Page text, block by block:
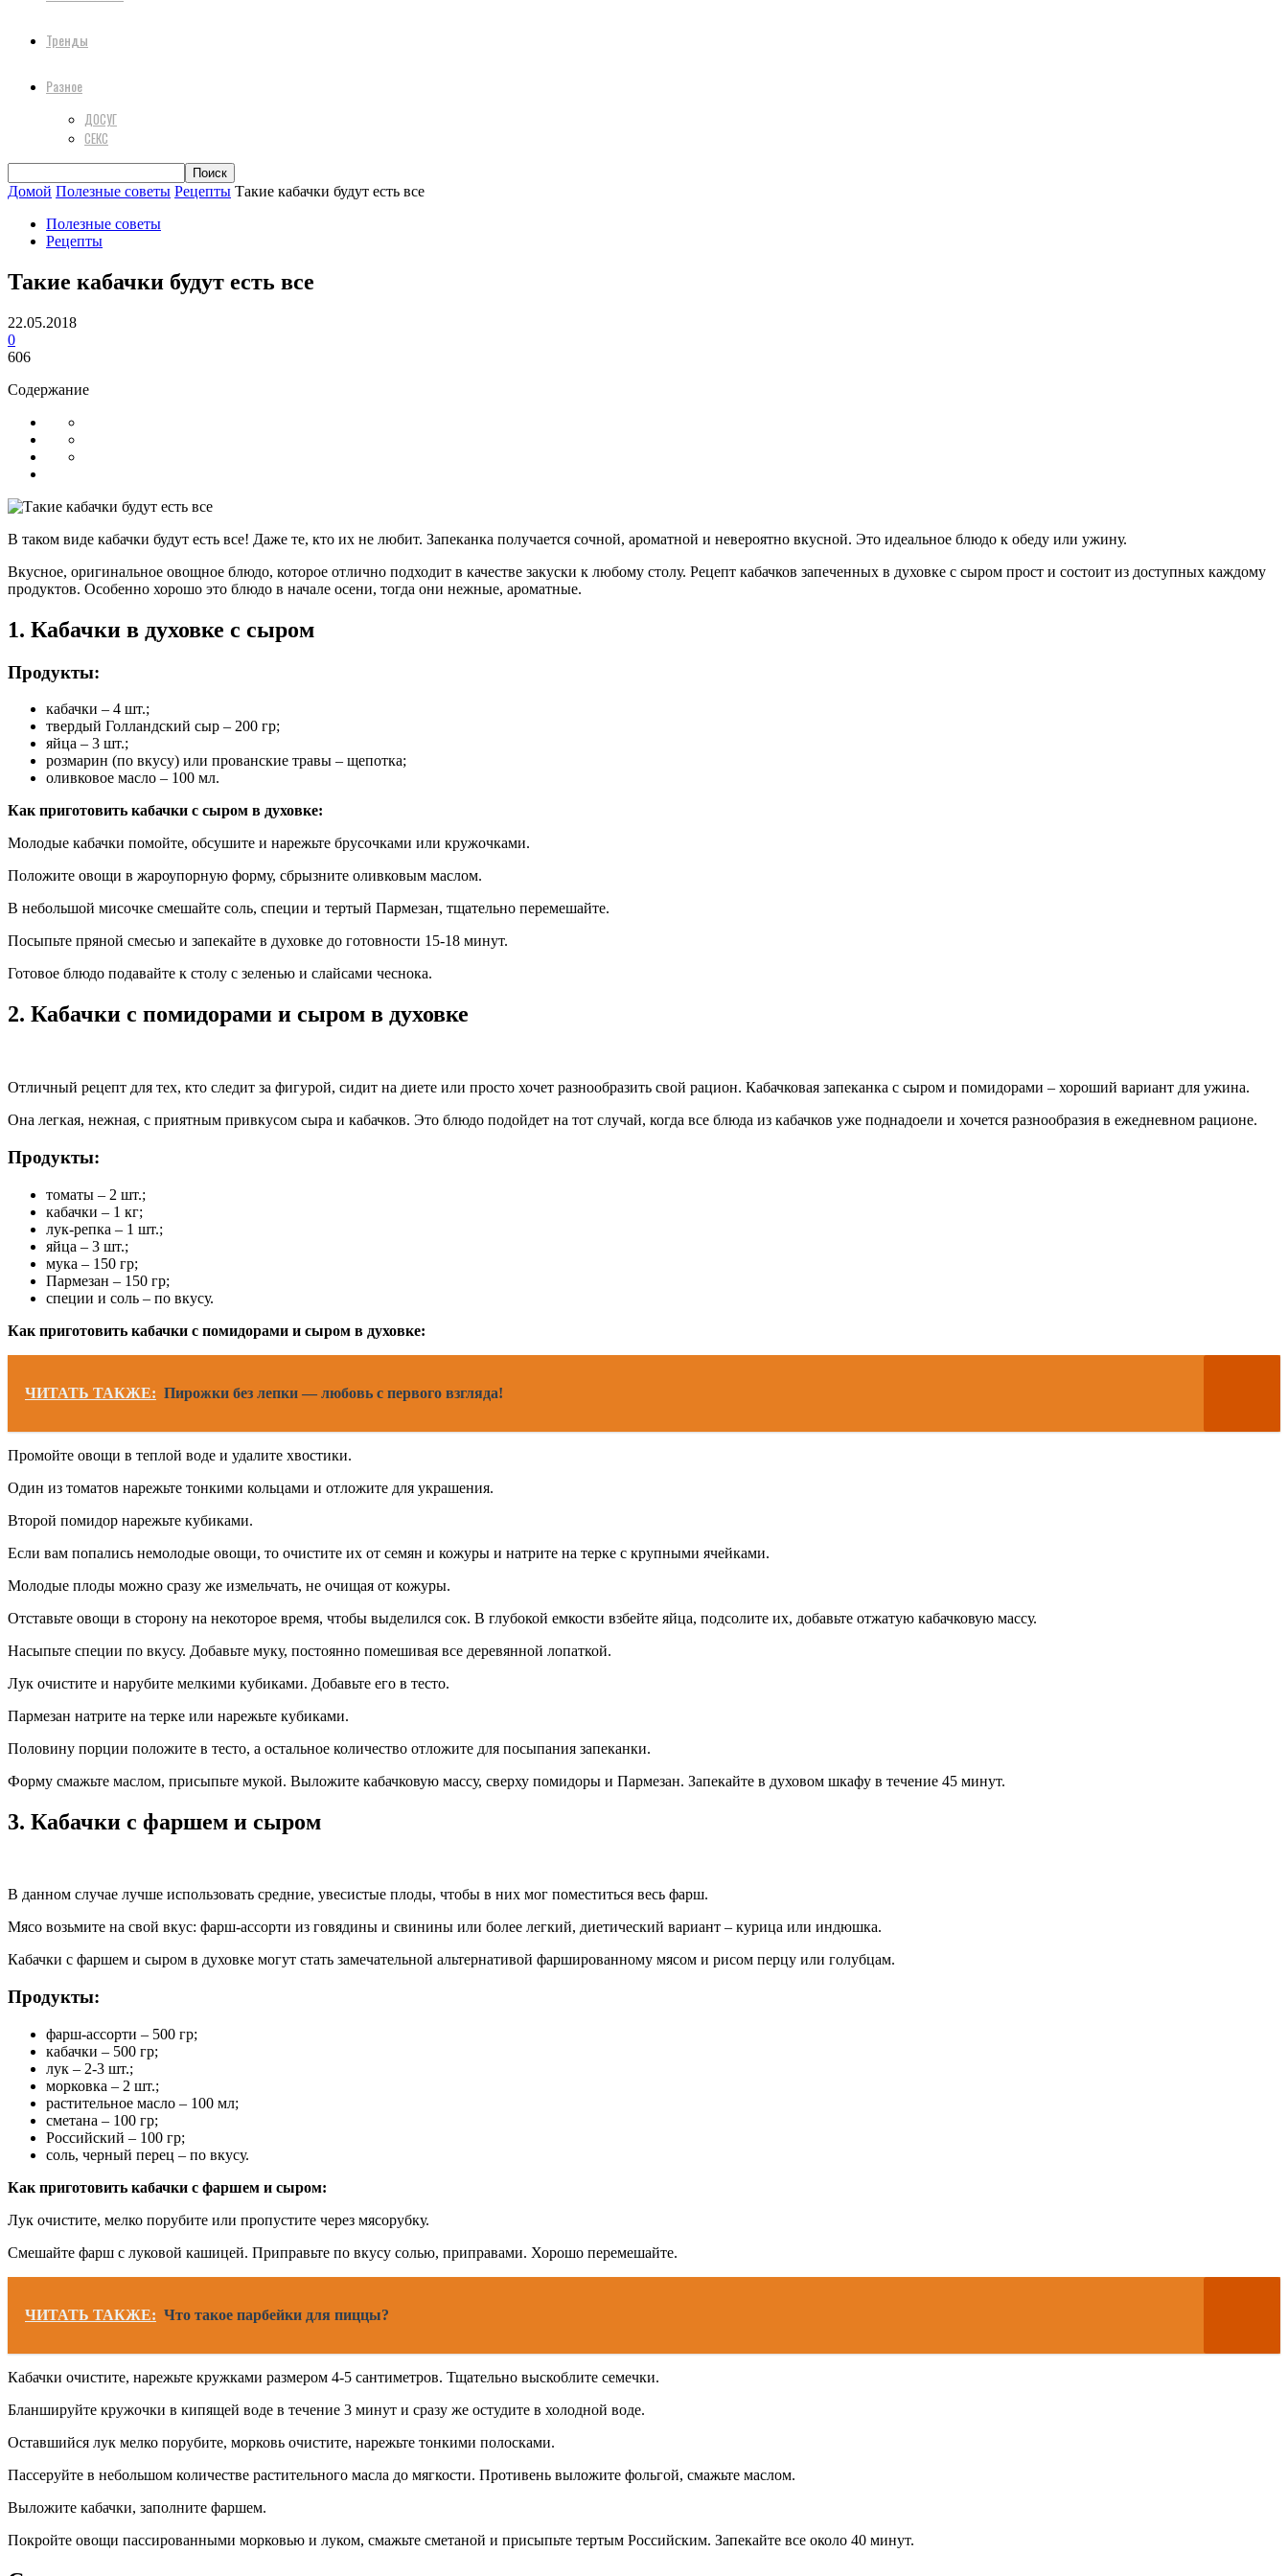
Тренды
Разное
ДОСУГ
СЕКС
Домой Полезные советы Рецепты Такие кабачки будут есть все
Полезные советы
Рецепты
Такие кабачки будут есть все
22.05.2018
0
606
Содержание
В таком виде кабачки будут есть все! Даже те, кто их не любит. Запеканка получается сочной, ароматной и невероятно вкусной. Это идеальное блюдо к обеду или ужину.
Вкусное, оригинальное овощное блюдо, которое отлично подходит в качестве закуски к любому столу. Рецепт кабачков запеченных в духовке с сыром прост и состоит из доступных каждому
продуктов. Особенно хорошо это блюдо в начале осени, тогда они нежные, ароматные.
1. Кабачки в духовке с сыром
Продукты:
кабачки – 4 шт.;
твердый Голландский сыр – 200 гр;
яйца – 3 шт.;
розмарин (по вкусу) или прованские травы – щепотка;
оливковое масло – 100 мл.
Как приготовить кабачки с сыром в духовке:
Молодые кабачки помойте, обсушите и нарежьте брусочками или кружочками.
Положите овощи в жароупорную форму, сбрызните оливковым маслом.
В небольшой мисочке смешайте соль, специи и тертый Пармезан, тщательно перемешайте.
Посыпьте пряной смесью и запекайте в духовке до готовности 15-18 минут.
Готовое блюдо подавайте к столу с зеленью и слайсами чеснока.
2. Кабачки с помидорами и сыром в духовке
Отличный рецепт для тех, кто следит за фигурой, сидит на диете или просто хочет разнообразить свой рацион. Кабачковая запеканка с сыром и помидорами – хороший вариант для ужина.
Она легкая, нежная, с приятным привкусом сыра и кабачков. Это блюдо подойдет на тот случай, когда все блюда из кабачков уже поднадоели и хочется разнообразия в ежедневном рационе.
Продукты:
томаты – 2 шт.;
кабачки – 1 кг;
лук-репка – 1 шт.;
яйца – 3 шт.;
мука – 150 гр;
Пармезан – 150 гр;
специи и соль – по вкусу.
Как приготовить кабачки с помидорами и сыром в духовке:
ЧИТАТЬ ТАКЖЕ: Пирожки без лепки — любовь с первого взгляда!
Промойте овощи в теплой воде и удалите хвостики.
Один из томатов нарежьте тонкими кольцами и отложите для украшения.
Второй помидор нарежьте кубиками.
Если вам попались немолодые овощи, то очистите их от семян и кожуры и натрите на терке с крупными ячейками.
Молодые плоды можно сразу же измельчать, не очищая от кожуры.
Отставьте овощи в сторону на некоторое время, чтобы выделился сок. В глубокой емкости взбейте яйца, подсолите их, добавьте отжатую кабачковую массу.
Насыпьте специи по вкусу. Добавьте муку, постоянно помешивая все деревянной лопаткой.
Лук очистите и нарубите мелкими кубиками. Добавьте его в тесто.
Пармезан натрите на терке или нарежьте кубиками.
Половину порции положите в тесто, а остальное количество отложите для посыпания запеканки.
Форму смажьте маслом, присыпьте мукой. Выложите кабачковую массу, сверху помидоры и Пармезан. Запекайте в духовом шкафу в течение 45 минут.
3. Кабачки с фаршем и сыром
В данном случае лучше использовать средние, увесистые плоды, чтобы в них мог поместиться весь фарш.
Мясо возьмите на свой вкус: фарш-ассорти из говядины и свинины или более легкий, диетический вариант – курица или индюшка.
Кабачки с фаршем и сыром в духовке могут стать замечательной альтернативой фаршированному мясом и рисом перцу или голубцам.
Продукты:
фарш-ассорти – 500 гр;
кабачки – 500 гр;
лук – 2-3 шт.;
морковка – 2 шт.;
растительное масло – 100 мл;
сметана – 100 гр;
Российский – 100 гр;
соль, черный перец – по вкусу.
Как приготовить кабачки с фаршем и сыром:
Лук очистите, мелко порубите или пропустите через мясорубку.
Смешайте фарш с луковой кашицей. Приправьте по вкусу солью, приправами. Хорошо перемешайте.
ЧИТАТЬ ТАКЖЕ: Что такое парбейки для пиццы?
Кабачки очистите, нарежьте кружками размером 4-5 сантиметров. Тщательно выскоблите семечки.
Бланшируйте кружочки в кипящей воде в течение 3 минут и сразу же остудите в холодной воде.
Оставшийся лук мелко порубите, морковь очистите, нарежьте тонкими полосками.
Пассеруйте в небольшом количестве растительного масла до мягкости. Противень выложите фольгой, смажьте маслом.
Выложите кабачки, заполните фаршем.
Покройте овощи пассированными морковью и луком, смажьте сметаной и присыпьте тертым Российским. Запекайте все около 40 минут.